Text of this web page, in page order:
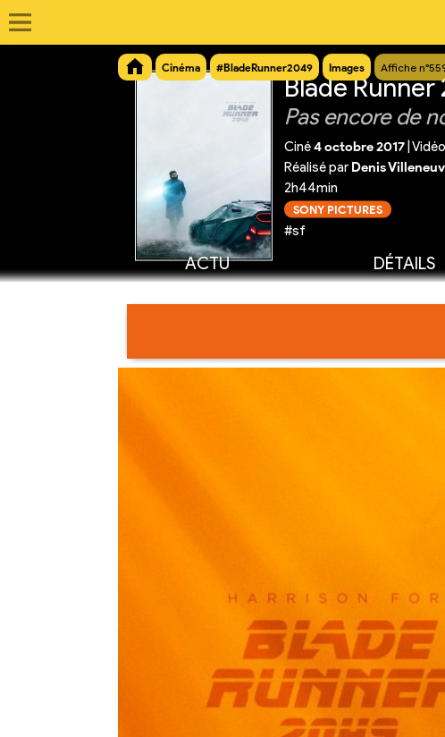
Cinéma #BladeRunner2049 Images Affiche
Blade Runner
Pas encore de
Ciné4 octobre 2017 Vidéo
Réalisé par Denis
2h44min
SONY PICTURES
#sf
ACTU DÉTAILS